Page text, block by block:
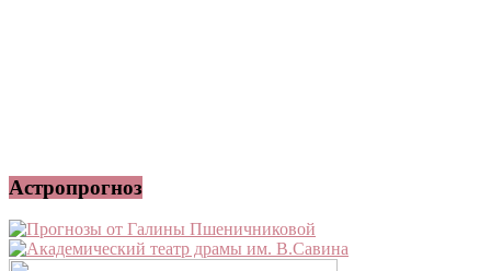
Астропрогноз